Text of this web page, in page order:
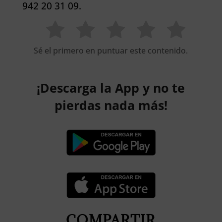
942 20 31 09.
Sé el primero en puntuar este contenido.
¡Descarga la App y no te
pierdas nada más!